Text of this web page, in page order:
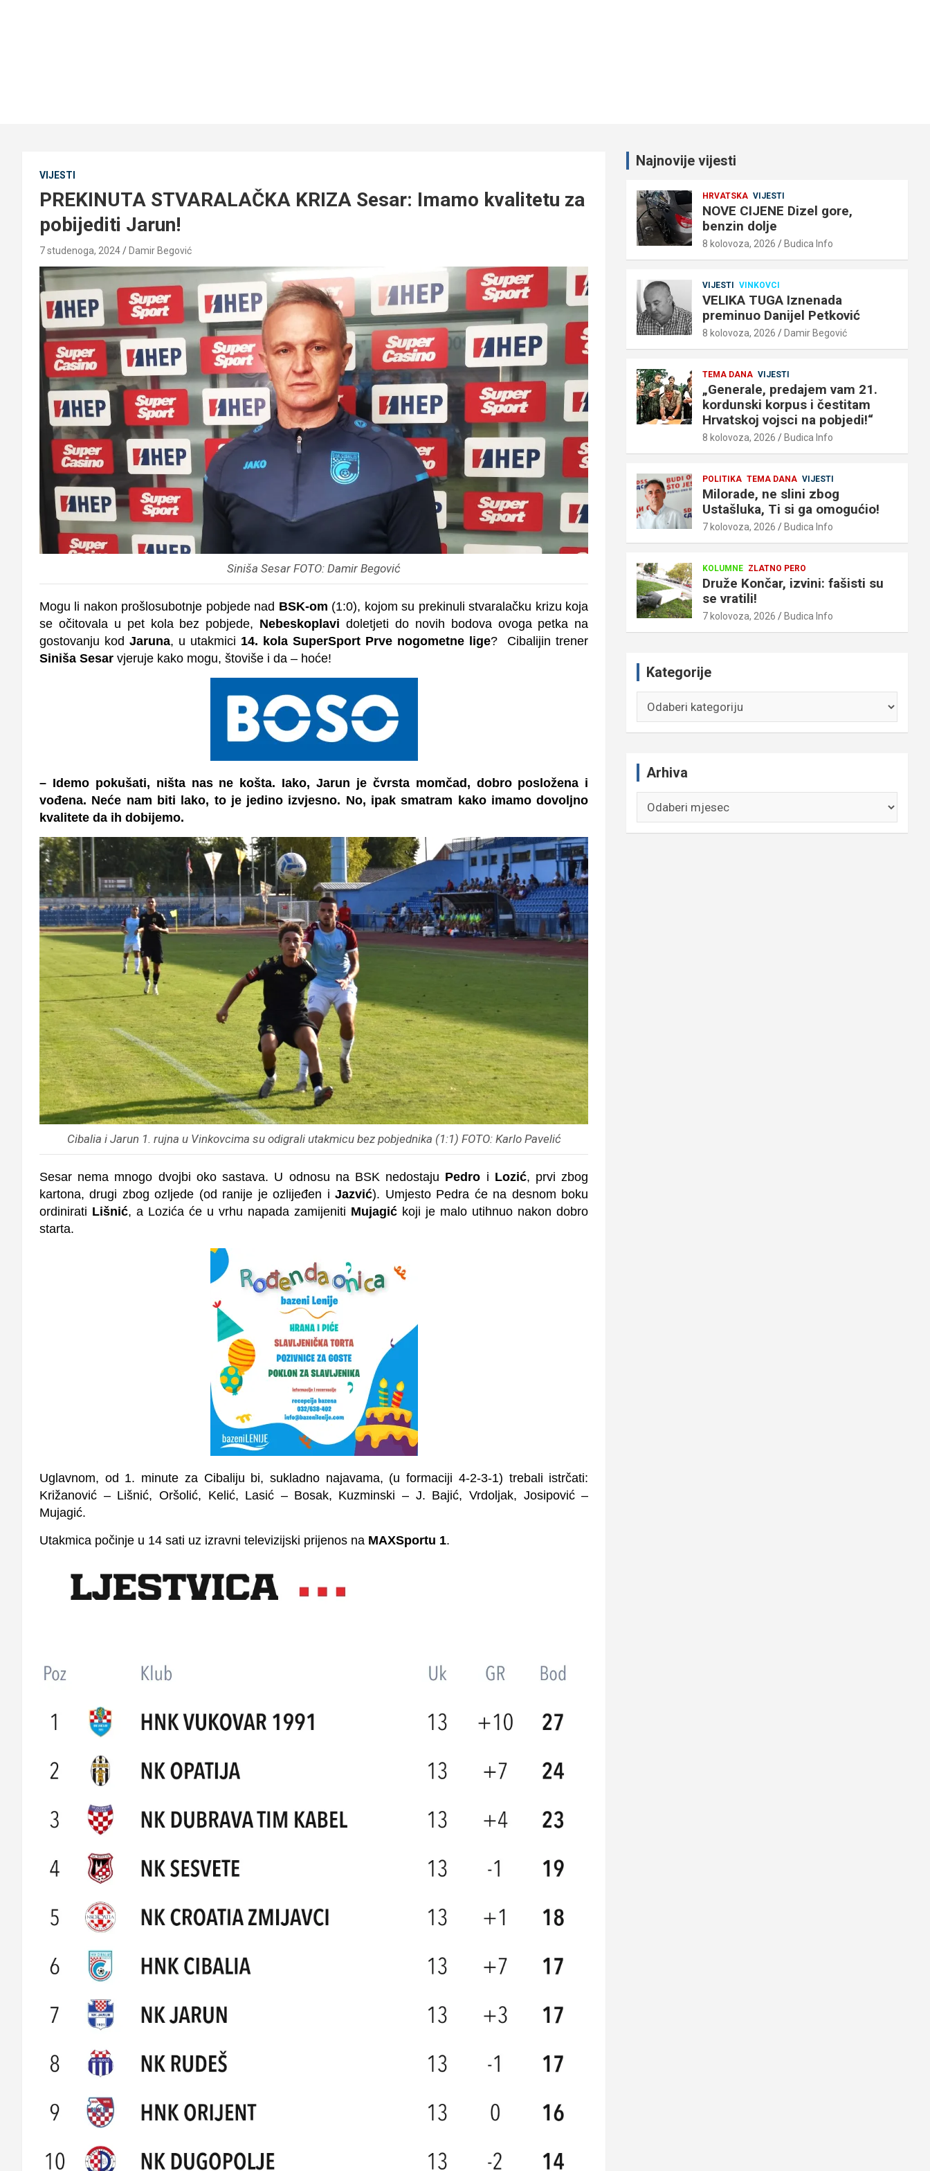
VIJESTI
PREKINUTA STVARALAČKA KRIZA Sesar: Imamo kvalitetu za
pobijediti Jarun!
7 studenoga, 2024 Damir Begović
Siniša Sesar FOTO: Damir Begović
Mogu li nakon prošlosubotnje pobjede nad BSK-om (1:0), kojom su prekinuli stvaralačku krizu koja
se očitovala u pet kola bez pobjede, Nebeskoplavi doletjeti do novih bodova ovoga petka na
gostovanju kodJaruna, u utakmici 14. kola SuperSport Prve nogometne lige? Cibalijin trener
Siniša Sesar vjeruje kako mogu, štoviše i da – hoće!
– Idemo pokušati, ništa nas ne košta. Iako, Jarun je čvrsta momčad, dobro posložena i
vođena. Neće nam biti lako, to je jedino izvjesno. No, ipak smatram kako imamo dovoljno
kvalitete da ih dobijemo.
Cibalia i Jarun 1. rujna u Vinkovcima su odigrali utakmicu bez pobjednika (1:1) FOTO: Karlo Pavelić
Sesar nema mnogo dvojbi oko sastava. U odnosu na BSK nedostaju Pedro i Lozić, prvi zbog
kartona, drugi zbog ozljede (od ranije je ozlijeđen iJazvić). Umjesto Pedra će na desnom boku
ordinirati Lišnić, a Lozića će u vrhu napada zamijeniti Mujagić koji je malo utihnuo nakon dobro
starta.
Uglavnom, od 1. minute za Cibaliju bi, sukladno najavama, (u formaciji 4-2-3-1) trebali istrčati:
Križanović – Lišnić,Oršolić, Kelić, Lasić – Bosak, Kuzminski – J. Bajić, Vrdoljak, Josipović–
Mujagić.
Utakmica počinje u 14 sati uz izravni televizijski prijenos na MAXSportu 1.
Najnovije vijesti
HRVATSKA VIJESTI
NOVE CIJENE Dizel gore,
benzin dolje
8 kolovoza, 2026 Budica Info
VIJESTI VINKOVCI
VELIKA TUGA Iznenada
preminuo Danijel Petković
8 kolovoza, 2026 Damir Begović
TEMA DANA VIJESTI
„Generale, predajem vam 21.
kordunski korpus i čestitam
Hrvatskoj vojsci na pobjedi!“
8 kolovoza, 2026 Budica Info
POLITIKA TEMA DANA VIJESTI
Milorade, ne slini zbog
Ustašluka, Ti si ga omogućio!
7 kolovoza, 2026 Budica Info
KOLUMNE ZLATNO PERO
Druže Končar, izvini: fašisti su
se vratili!
7 kolovoza, 2026 Budica Info
Kategorije
Arhiva